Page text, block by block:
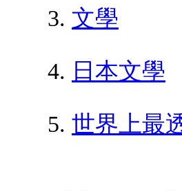
文學
日本文學
世界上最